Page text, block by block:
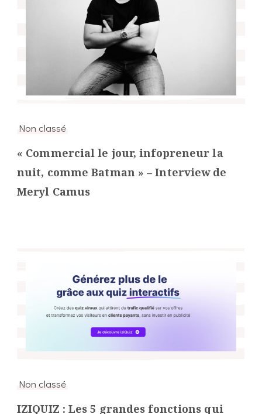
Non classé
« Commercial le jour, infopreneur la
nuit, comme Batman » – Interview de
Meryl Camus
Non classé
IZIQUIZ : Les 5 grandes fonctions qui